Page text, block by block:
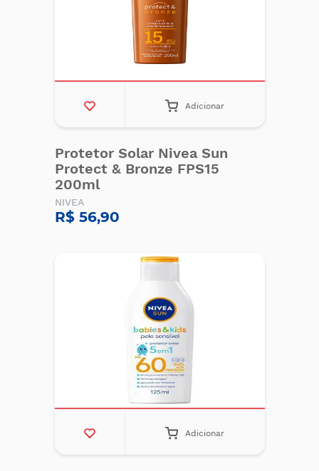
Adicionar
Protetor Solar Nivea Sun
Protect & Bronze FPS15
200ml
NIVEA
R$ 56,90
Adicionar